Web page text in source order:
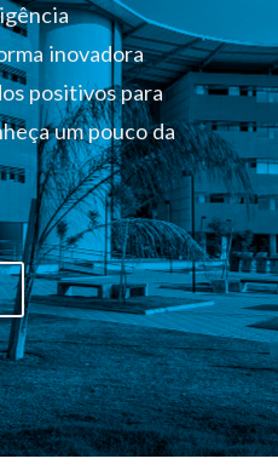
inovadora
positivos para
um pouco da